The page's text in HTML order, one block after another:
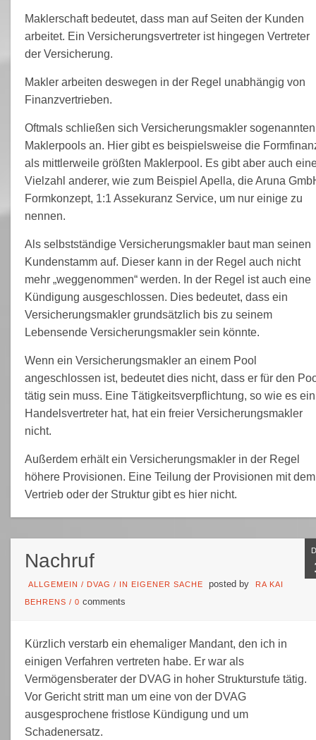
Maklerschaft bedeutet, dass man auf Seiten der Kunden
arbeitet. Ein Versicherungsvertreter ist hingegen Vertreter
der Versicherung.
Makler arbeiten deswegen in der Regel unabhängig von
Finanzvertrieben.
Oftmals schließen sich Versicherungsmakler sogenannten
Maklerpools an. Hier gibt es beispielsweise die
als mittlerweile größten Maklerpool. Es gibt aber auch
Vielzahl anderer, wie zum Beispiel Apella, die Aruna
Formkonzept, 1:1 Assekuranz Service, um nur einige zu
nennen.
Als selbstständige Versicherungsmakler baut man seinen
Kundenstamm auf. Dieser kann in der Regel auch nicht
mehr „weggenommen“ werden. In der Regel ist auch eine
Kündigung ausgeschlossen. Dies bedeutet, dass ein
Versicherungsmakler grundsätzlich bis zu seinem
Lebensende Versicherungsmakler sein könnte.
Wenn ein Versicherungsmakler an einem Pool
angeschlossen ist, bedeutet dies nicht, dass er für den
tätig sein muss. Eine Tätigkeitsverpflichtung, so wie es ein
Handelsvertreter hat, hat ein freier Versicherungsmakler
nicht.
Außerdem erhält ein Versicherungsmakler in der Regel
höhere Provisionen. Eine Teilung der Provisionen mit dem
Vertrieb oder der Struktur gibt es hier nicht.
Nachruf
ALLGEMEIN / DVAG / IN EIGENER SACHE posted by RA KAI
BEHRENS / 0 comments
Kürzlich verstarb ein ehemaliger Mandant, den ich in
einigen Verfahren vertreten habe. Er war als
Vermögensberater der DVAG in hoher Strukturstufe tätig.
Vor Gericht stritt man um eine von der DVAG
ausgesprochene fristlose Kündigung und um
Schadenersatz.